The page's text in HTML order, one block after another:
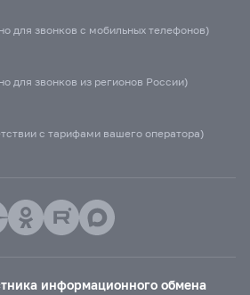
для звонков с мобильных телефонов)
для звонков из регионов России)
с тарифами вашего оператора)
информационного обмена